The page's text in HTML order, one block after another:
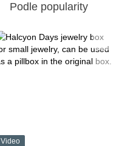
Podle popularity
Video